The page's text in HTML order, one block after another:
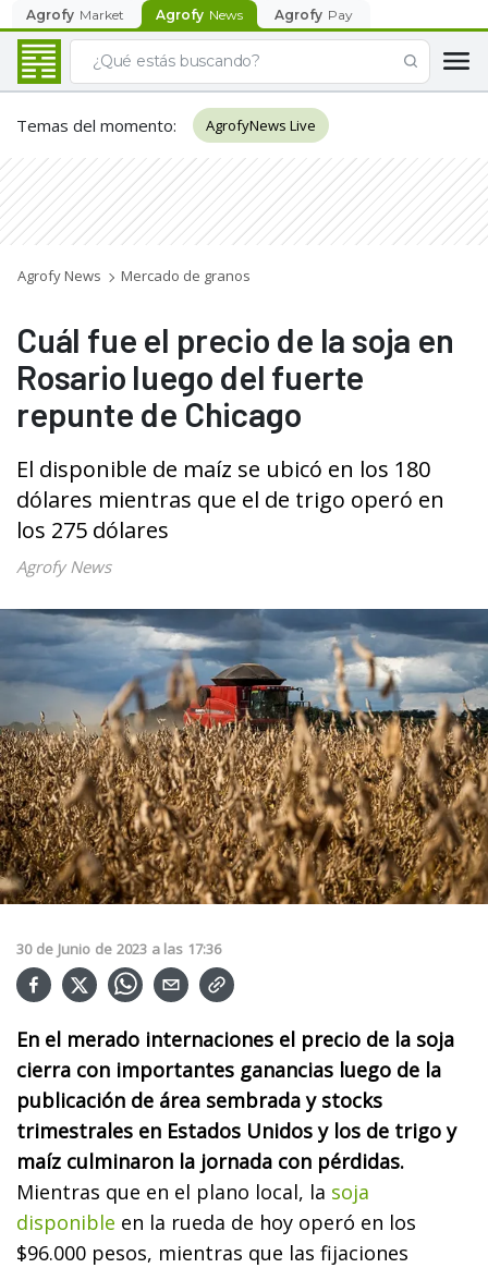
Agrofy Market Agrofy News Agrofy Pay
Temas del momento: AgrofyNews Live
Agrofy News Mercado de granos
Cuál fue el precio de la soja en
Rosario luego del fuerte
repunte de Chicago
El disponible de maíz se ubicó en los 180
dólares mientras que el de trigo operó en
los 275 dólares
Agrofy News
30 de Junio de 2023 a las 17:36
En el merado internaciones el precio de la soja
cierra con importantes ganancias luego de la
publicación de área sembrada y stocks
trimestrales en Estados Unidos y los de trigo y
maíz culminaron la jornada con pérdidas.
Mientras que en el plano local, la soja
disponible en la rueda de hoy operó en los
$96.000 pesos, mientras que las fijaciones